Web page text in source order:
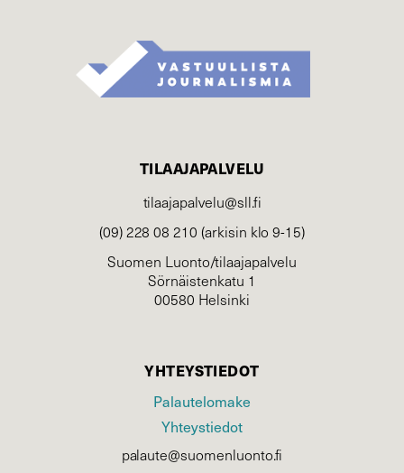
TILAAJAPALVELU
tilaajapalvelu@sll.fi
(09) 228 08 210 (arkisin klo 9-15)
Suomen Luonto/tilaajapalvelu
Sörnäistenkatu 1
00580 Helsinki
YHTEYSTIEDOT
Palautelomake
Yhteystiedot
palaute@suomenluonto.fi